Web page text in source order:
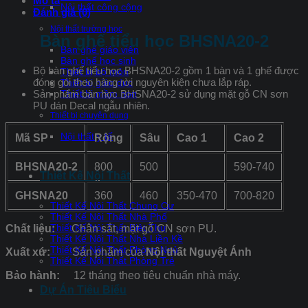
Nội thất công cộng
Nội thất trường học
Bàn ghế giáo viên
Bàn ghế học sinh
Thiết bị bộ môn
Thiết bị giáo dục
Thiết bị mầm non
Thiết bị chuyên dụng
Nội thất y tế
Thiết Kế Nội Thất
Thiết Kế Nội Thất Chung Cư
Thiết Kế Nội Thất Nhà Phố
Thiết Kế Nội Thất Biệt Thự
Thiết Kế Nội Thất Nhà Liền Kề
Thiết Kế Nội Thất Phòng Ngủ
Thiết Kế Nội Thất Phòng Trẻ
Dự Án Tiêu Biểu
Đánh giá (0)
Bàn ghế tiểu học BHSNA20-2
Bộ bàn ghế tiểu học BHSNA20-2 gồm 1 bàn và 1 ghế được
đóng gói theo hàng rời nguyên kiện chưa lắp ráp.
Sản phẩm bàn học BHSNA20-2 sử dụng mặt gỗ CN sơn
PU dán Decal ngẫu nhiên.
Mã SP Rộng Sâu Cao 1 Cao 2
BHSNA20-2 800 500 590-740
GHSNA20 360 460 350-470 700-820
Chất liệu:Chân sắt, mặt gỗ CN sơn PU.
Xuất xứ:Sản phẩm củaNội thất Nguyệt Ánh
Bảo hành:
12 tháng theo tiêu chuẩn nhà máy.